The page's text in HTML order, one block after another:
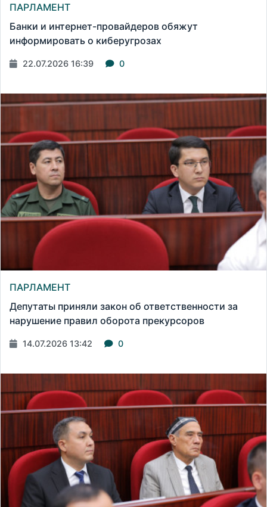
ПАРЛАМЕНТ
Банки и интернет-провайдеров обяжут
информировать о киберугрозах
22.07.2026 16:39 0
ПАРЛАМЕНТ
Депутаты приняли закон об ответственности за
нарушение правил оборота прекурсоров
14.07.2026 13:42 0